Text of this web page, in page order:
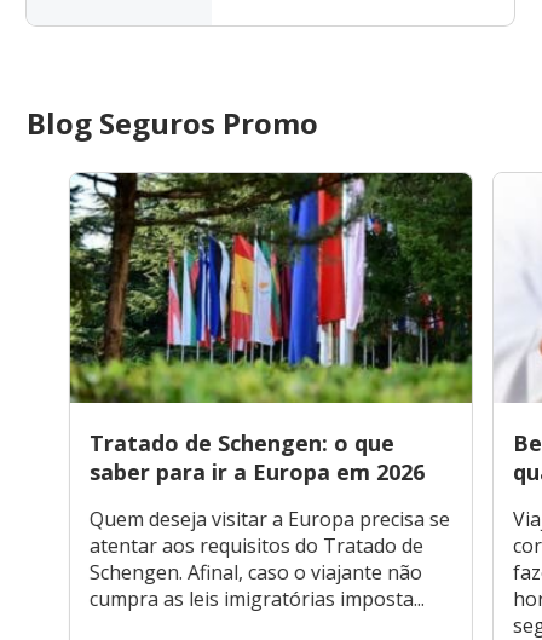
Blog Seguros Promo
Tratado de Schengen: o que
saber para ir a Europa em 2026
Quem deseja visitar a Europa precisa se
atentar aos requisitos do Tratado de
Schengen. Afinal, caso o viajante não
cumpra as leis imigratórias imposta...